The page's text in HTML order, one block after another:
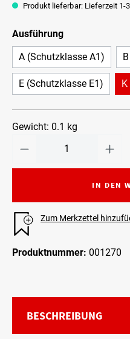
Produkt lieferbar: Lieferzeit 1-
Ausführung
A (Schutzklasse A1)
E (Schutzklasse E1)
Gewicht: 0.1 kg
IN DEN
Zum Merkzettel
Produktnummer: 001270
BESCHREIBUNG